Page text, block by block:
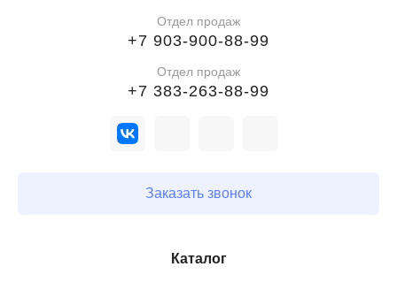
Каталог
Отдел продаж
+7 903-900-88-99
Отдел продаж
+7 383-263-88-99
Заказать звонок